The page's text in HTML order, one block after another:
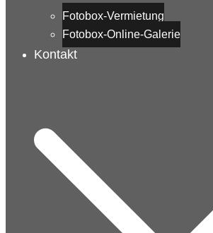
Fotobox-Vermietung
Fotobox-Online-Galerie
Kontakt